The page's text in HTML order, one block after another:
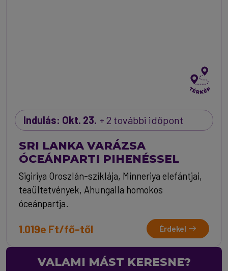
Indulás: Okt. 23. + 2 további időpont
SRI LANKA VARÁZSA
ÓCEÁNPARTI PIHENÉSSEL
Sigiriya Oroszlán-sziklája, Minneriya elefántjai,
teaültetvények, Ahungalla homokos
óceánpartja.
1.019e Ft/fő-től Érdekel
VALAMI MÁST KERESNE?